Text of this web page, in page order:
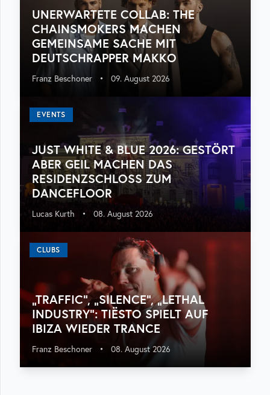
UNERWARTETE COLLAB: THE
CHAINSMOKERS MACHEN
GEMEINSAME SACHE MIT
DEUTSCHRAPPER MAKKO
Franz Beschoner • 09. August 2026
EVENTS
JUST WHITE & BLUE 2026: GESTÖRT
ABER GEIL MACHEN DAS
RESIDENZSCHLOSS ZUM
DANCEFLOOR
Lucas Kurth • 08. August 2026
CLUBS
„TRAFFIC“, „SILENCE“, „LETHAL
INDUSTRY“: TIËSTO SPIELT AUF
IBIZA WIEDER TRANCE
Franz Beschoner • 08. August 2026